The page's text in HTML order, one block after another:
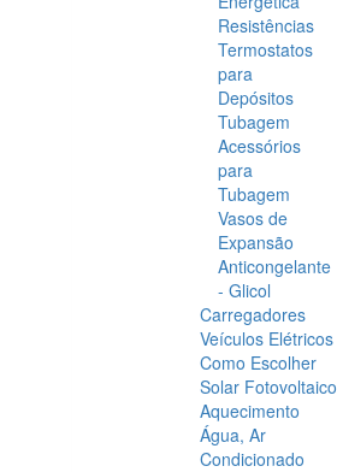
Resistências
Termostatos
para
Depósitos
Tubagem
Acessórios
para
Tubagem
Vasos de
Expansão
Anticongelante
- Glicol
Carregadores
Veículos Elétricos
Como Escolher
Solar Fotovoltaico
Aquecimento
Água, Ar
Condicionado